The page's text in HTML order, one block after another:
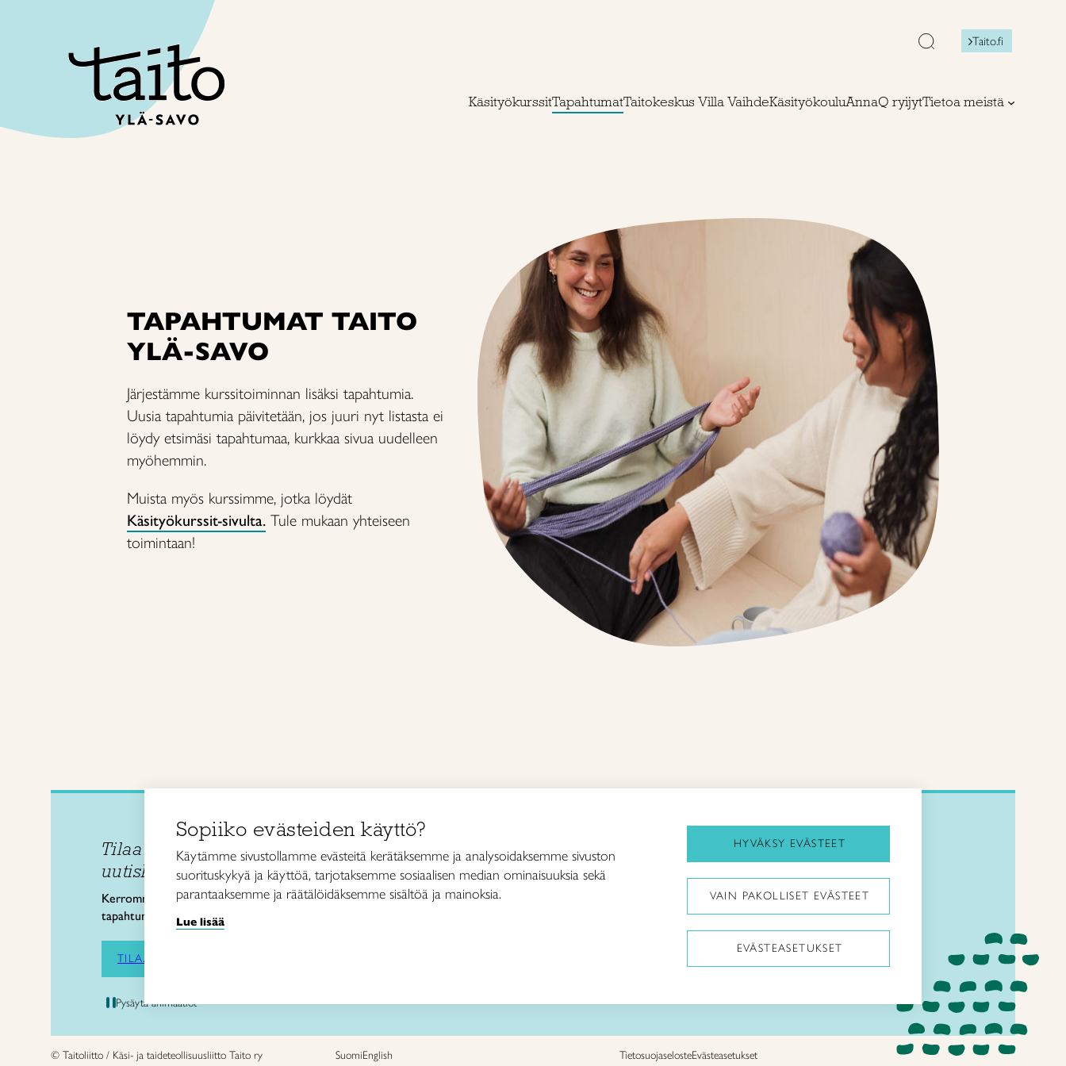
Taito.fi
KäsityökurssitTapahtumatTaitokeskus Villa VaihdeKäsityökouluAnnaQ ryijytTietoa meistä
TAPAHTUMAT TAITO
YLÄ-SAVO
Järjestämme kurssitoiminnan lisäksi tapahtumia.
Uusia tapahtumia päivitetään, jos juuri nyt listasta ei
löydy etsimäsi tapahtumaa, kurkkaa sivua uudelleen
myöhemmin.
Muista myös kurssimme, jotka löydät
Käsityökurssit-sivulta. Tule mukaan yhteiseen
toimintaan!
Tilaa Taito Ylä-Savon
uutiskirje
Kerromme tulevista
tapahtumistamme ja kursseista.
TILAA UUTISKIRJE
Pysäytä animaatiot
Taito Ylä-Savo ry
Savonkatu 38
74100 Iisalmi
Taitokeskus Villa Vaihde
Seuraa meitä somessa:
© Taitoliitto / Käsi- ja taideteollisuusliitto Taito ry SuomiEnglish TietosuojaselosteEvästeasetukset
Sopiiko evästeiden käyttö?
Käytämme sivustollamme evästeitä kerätäksemme ja analysoidaksemme sivuston
suorituskykyä ja käyttöä, tarjotaksemme sosiaalisen median ominaisuuksia sekä
parantaaksemme ja räätälöidäksemme sisältöä ja mainoksia.
Lue lisää
HYVÄKSY EVÄSTEET
VAIN PAKOLLISET EVÄSTEET
EVÄSTEASETUKSET